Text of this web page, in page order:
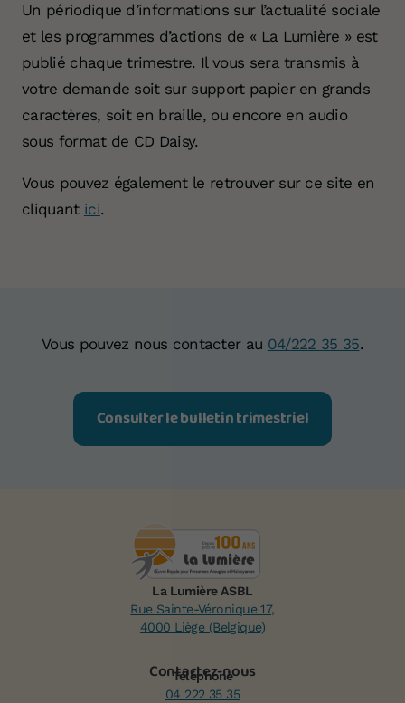
Un périodique d’informations sur l’actualité sociale
et les programmes d’actions de « La Lumière » est
publié chaque trimestre. Il vous sera transmis à
votre demande soit sur support papier en grands
caractères, soit en braille, ou encore en audio
sous format de CD Daisy.
Vous pouvez également le retrouver sur ce site en
cliquant ici.
Vous pouvez nous contacter au 04/222 35 35.
Consulter le bulletin trimestriel
La Lumière ASBL
Rue Sainte-Véronique 17,
4000 Liège (Belgique)
Contactez-nous
Téléphone
04 222 35 35